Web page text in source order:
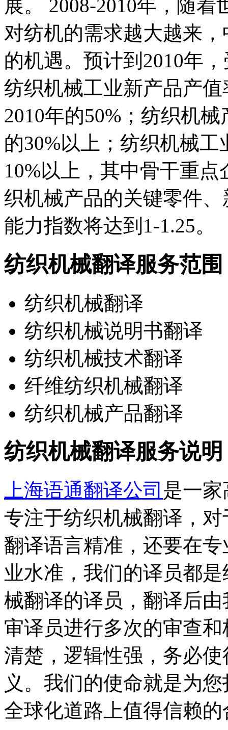
展。 2008-2010年，随
对纺机的需求越大越来
的机遇。预计到2010年
纺织机械工业新产品产
2010年的50%；纺织机
的30%以上；纺织机械
10%以上，其中骨干重
织机械产品的关键零件
能力指数将达到1-1.25。
纺织机械翻译服务范围
纺织机械翻译
纺织机械说明书翻译
纺织机械技术翻译
纤维纺织机械翻译
纺织机械产品翻译
纺织机械翻译服务说明
上海语通翻译公司 是一
专注于纺织机械翻译，
翻译语言精准，还要在
业水准，我们的译员都
械翻译的译员，翻译后
审译员进行多次的审查
清楚，逻辑性强，务必
义。我们的使命就是为
全球化道路上值得信赖